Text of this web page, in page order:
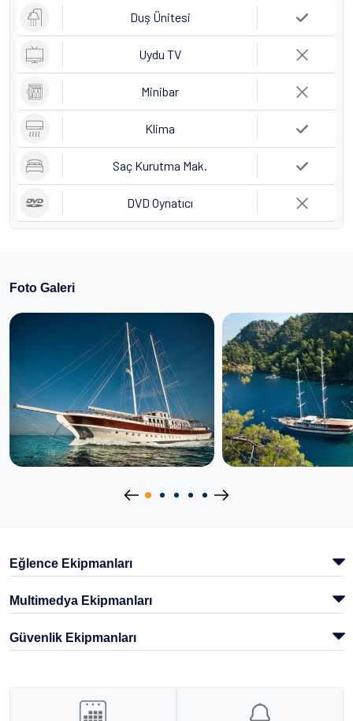
Duş Ünitesi
Uydu TV
Minibar
Klima
Saç Kurutma Mak.
DVD Oynatıcı
Foto Galeri
Eğlence Ekipmanları
Multimedya Ekipmanları
Güvenlik Ekipmanları